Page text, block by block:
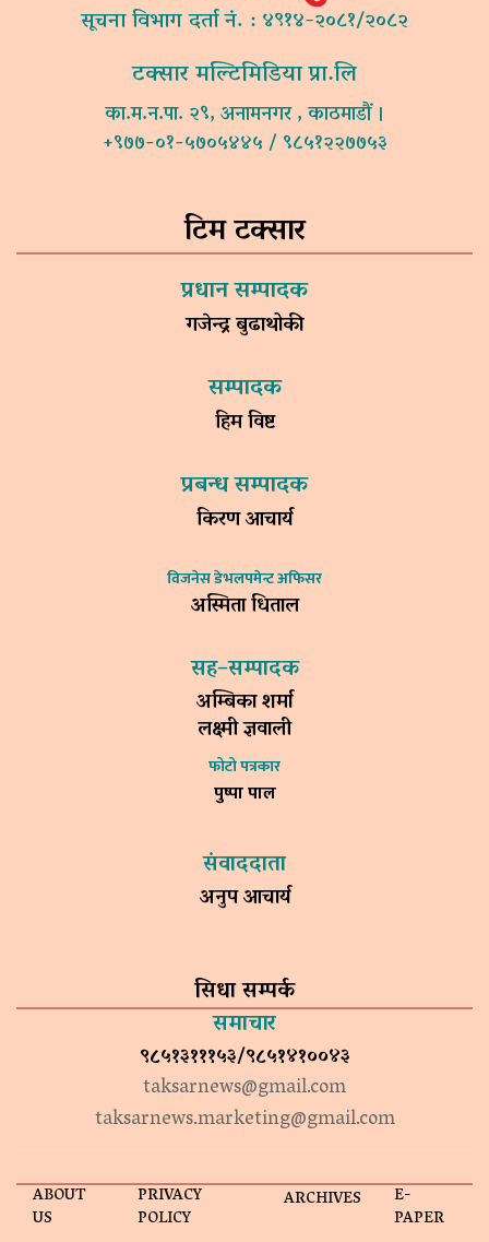
सूचना विभाग दर्ता नं. : ४९१४-२०८१/२०८२
टक्सार मल्टिमिडिया प्रा.लि
का.म.न.पा. २९, अनामनगर , काठमाडौं ।
+९७७-०१-५७०५४४५ / ९८५१२२७७५३
टिम टक्सार
प्रधान सम्पादक
गजेन्द्र बुढाथोकी
सम्पादक
हिम विष्ट
प्रबन्ध सम्पादक
किरण आचार्य
विजनेस डेभलपमेन्ट अफिसर
अस्मिता धिताल
सह–सम्पादक
अम्बिका शर्मा
लक्ष्मी ज्ञवाली
फोटो पत्रकार
पुष्पा पाल
संवाददाता
अनुप आचार्य
सिधा सम्पर्क
समाचार
९८५१३१११५३/९८५१४१००४३
taksarnews@gmail.com
taksarnews.marketing@gmail.com
ABOUT
US
PRIVACY
POLICY
ARCHIVES E-
PAPER